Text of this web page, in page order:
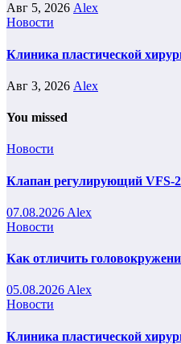
Авг 5, 2026 Alex
Новости
Клиника пластической
Авг 3, 2026 Alex
You missed
Новости
Клапан регулирующий VFS-
07.08.2026 Alex
Новости
Как отличить
05.08.2026 Alex
Новости
Клиника пластической